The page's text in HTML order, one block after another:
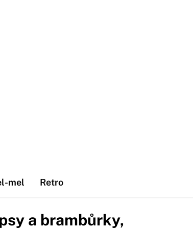
mel Retro
a brambůrky,